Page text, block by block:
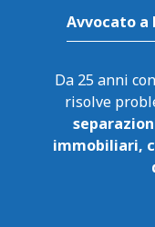
Avvocato a
Da 25 anni
immobiliari,